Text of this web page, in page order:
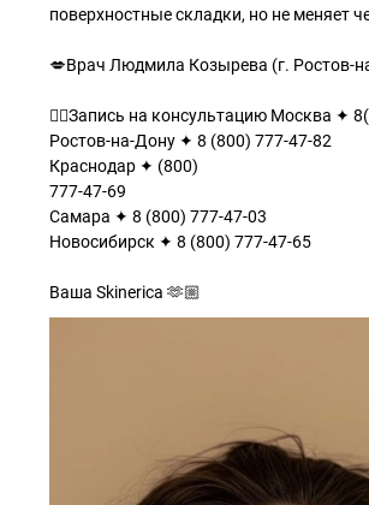
поверхностные складки, но не меняет
💋Врач Людмила Козырева (г. Ростов-
👇🏽Запись на консультацию Москва ✦
Ростов-на-Дону ✦ 8 (800) 777-47-82
Краснодар ✦ (800)
777-47-69
Самара ✦ 8 (800) 777-47-03
Новосибирск ✦ 8 (800) 777-47-65
Ваша Skinerica 🫶🏼